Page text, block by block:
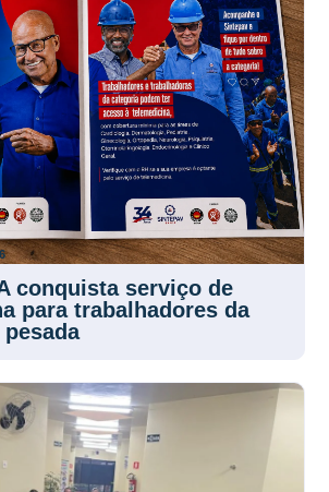
conquista serviço de
para trabalhadores da